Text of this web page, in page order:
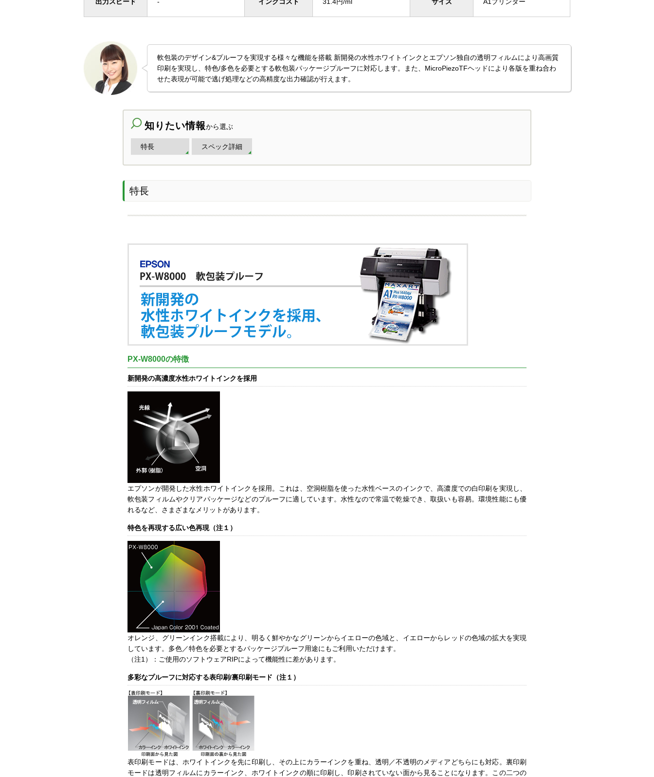
軟包装のデザイン&プルーフを実現する様々な機能を搭載 新開発の水性ホワイトインクとエプソン独自の透明フィルムにより高画質
印刷を実現し、特色/多色を必要とする軟包装パッケージプルーフに対応します。また、MicroPiezoTFヘッドにより各版を重ね合わ
せた表現が可能で逃げ処理などの高精度な出力確認が行えます。
知りたい情報から選ぶ
特長 スペック詳細
特長
PX-W8000の特徴
新開発の高濃度水性ホワイトインクを採用
エプソンが開発した水性ホワイトインクを採用。これは、空洞樹脂を使った水性ベースのインクで、高濃度での白印刷を実現し、
軟包装フィルムやクリアパッケージなどのプルーフに適しています。水性なので常温で乾燥でき、取扱いも容易。環境性能にも優
れるなど、さまざまなメリットがあります。
特色を再現する広い色再現（注１）
オレンジ、グリーンインク搭載により、明るく鮮やかなグリーンからイエローの色域と、イエローからレッドの色域の拡大を実現
しています。多色／特色を必要とするパッケージプルーフ用途にもご利用いただけます。
（注1）：ご使用のソフトウェアRIPによって機能性に差があります。
多彩なプルーフに対応する表印刷/裏印刷モード（注１）
表印刷モードは、ホワイトインクを先に印刷し、その上にカラーインクを重ね、透明／不透明のメディアどちらにも対応。裏印刷
モードは透明フィルムにカラーインク、ホワイトインクの順に印刷し、印刷されていない面から見ることになります。この二つの